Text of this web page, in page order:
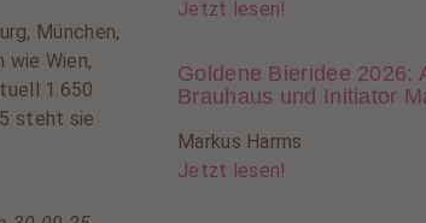
München,
wie Wien,
1.650
steht sie
Jetzt lesen!
Goldene Bieridee 2026:
Brauhaus und Initiator
Markus Harms
Jetzt lesen!